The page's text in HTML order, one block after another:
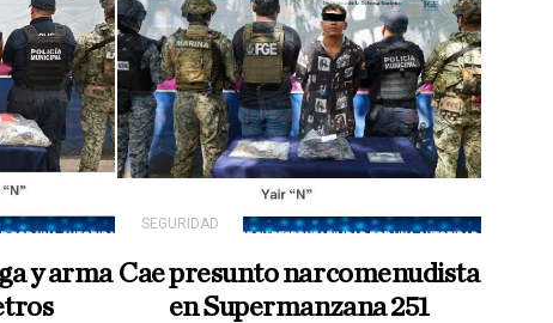
y arma
SEGURIDAD
Cae presunto narcomenudista
en Supermanzana 251